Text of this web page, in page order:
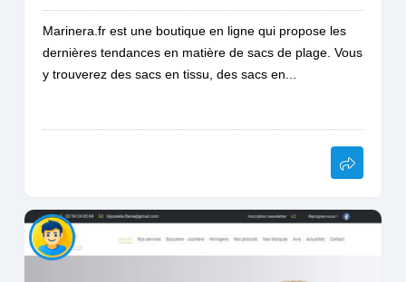
Marinera.fr est une boutique en ligne qui propose les
dernières tendances en matière de sacs de plage. Vous
y trouverez des sacs en tissu, des sacs en...